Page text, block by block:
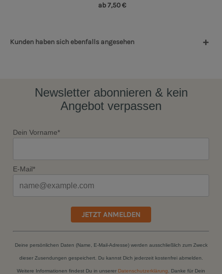
ab 7,50 €
Kunden haben sich ebenfalls angesehen
Newsletter abonnieren & kein
Angebot verpassen
Dein Vorname*
E-Mail*
JETZT ANMELDEN
Deine persönlichen Daten (Name, E-Mail-Adresse) werden ausschließlich zum Zweck
dieser Zusendungen gespeichert. Du kannst Dich jederzeit kostenfrei abmelden.
Weitere Informationen findest Du in unserer Datenschutzerklärung . Danke für Dein